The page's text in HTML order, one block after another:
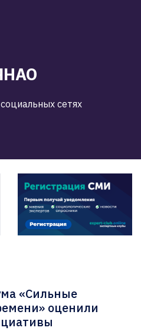
сетях
«Сильные
оценили